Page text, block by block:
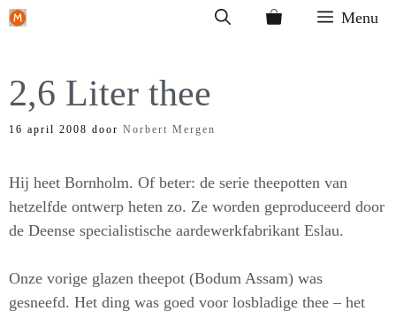
Ga
inhoud
Menu
2,6 Liter thee
16 april 2008 door Norbert Mergen
Hij heet Bornholm. Of beter: de serie theepotten van
hetzelfde ontwerp heten zo. Ze worden geproduceerd door
de Deense specialistische aardewerkfabrikant Eslau.
Onze vorige glazen theepot (Bodum Assam) was
gesneefd. Het ding was goed voor losbladige thee – het